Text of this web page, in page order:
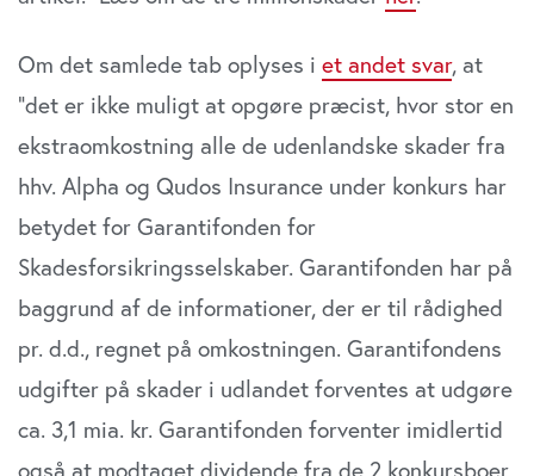
Om det samlede tab oplyses i et andet svar, at
”det er ikke muligt at opgøre præcist, hvor stor en
ekstraomkostning alle de udenlandske skader fra
hhv. Alpha og Qudos Insurance under konkurs har
betydet for Garantifonden for
Skadesforsikringsselskaber. Garantifonden har på
baggrund af de informationer, der er til rådighed
pr. d.d., regnet på omkostningen. Garantifondens
udgifter på skader i udlandet forventes at udgøre
ca. 3,1 mia. kr. Garantifonden forventer imidlertid
også at modtaget dividende fra de 2 konkursboer,